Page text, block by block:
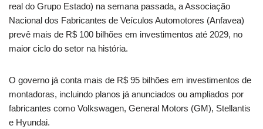
real do Grupo Estado) na semana passada, a Associação
Nacional dos Fabricantes de Veículos Automotores (Anfavea)
prevê mais de R$ 100 bilhões em investimentos até 2029, no
maior ciclo do setor na história.
O governo já conta mais de R$ 95 bilhões em investimentos de
montadoras, incluindo planos já anunciados ou ampliados por
fabricantes como Volkswagen, General Motors (GM), Stellantis
e Hyundai.